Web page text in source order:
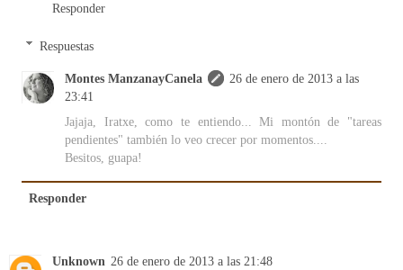
Responder
Respuestas
Montes ManzanayCanela
26 de enero de 2013 a las
23:41
Jajaja, Iratxe, como te entiendo... Mi montón de "tareas
pendientes" también lo veo crecer por momentos....
Besitos, guapa!
Responder
Unknown 26 de enero de 2013 a las 21:48